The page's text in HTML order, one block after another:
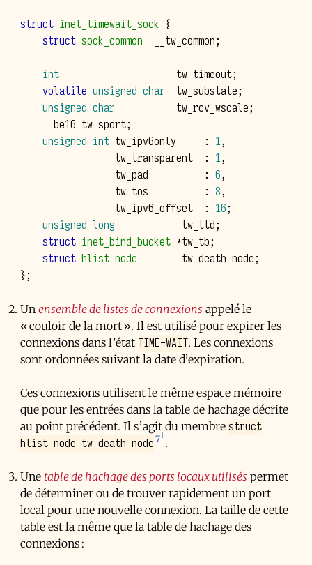
struct inet_timewait_sock {
struct sock_common __tw_common;
int
tw_timeout;
volatile unsigned char tw_substate;
unsigned char tw_rcv_wscale;
__be16 tw_sport;
unsigned int tw_ipv6only : 1,
tw_transparent
: 1,
tw_pad
: 6,
tw_tos
: 8,
tw_ipv6_offset
: 16;
unsigned long tw_ttd;
struct inet_bind_bucket *tw_tb;
struct hlist_node tw_death_node;
};
Un ensemble de listes de connexionsappelé le
« couloir de la mort ». Il est utilisé pour expirer les
connexions dans l’état TIME-WAIT. Les connexions
sont ordonnées suivant la date d’expiration.
Ces connexions utilisent le même espace mémoire
que pour les entrées dans la table de hachage décrite
au point précédent. Il s’agit du membre struct
hlist_node tw_death_node7 .
Une table de hachage des ports locaux utiliséspermet
de déterminer ou de trouver rapidement un port
local pour une nouvelle connexion. La taille de cette
table est la même que la table de hachage des
connexions :